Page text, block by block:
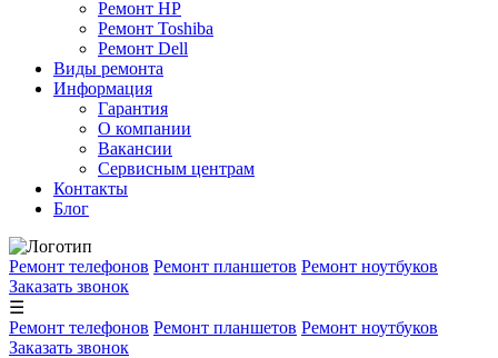
Ремонт HP
Ремонт Toshiba
Ремонт Dell
Виды ремонта
Информация
Гарантия
О компании
Вакансии
Сервисным центрам
Контакты
Блог
Ремонт телефонов Ремонт планшетов Ремонт ноутбуков
Заказать звонок
☰
Ремонт телефонов Ремонт планшетов Ремонт ноутбуков
Заказать звонок